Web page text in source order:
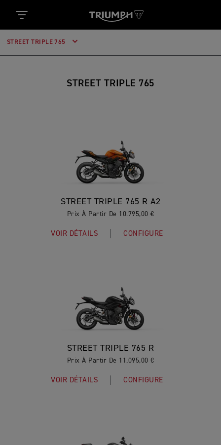
STREET TRIPLE 765
STREET TRIPLE 765
STREET TRIPLE 765 R A2
Prix À Partir De 10.795,00 €
VOIR DÉTAILS CONFIGURE
STREET TRIPLE 765 R
Prix À Partir De 11.095,00 €
VOIR DÉTAILS CONFIGURE